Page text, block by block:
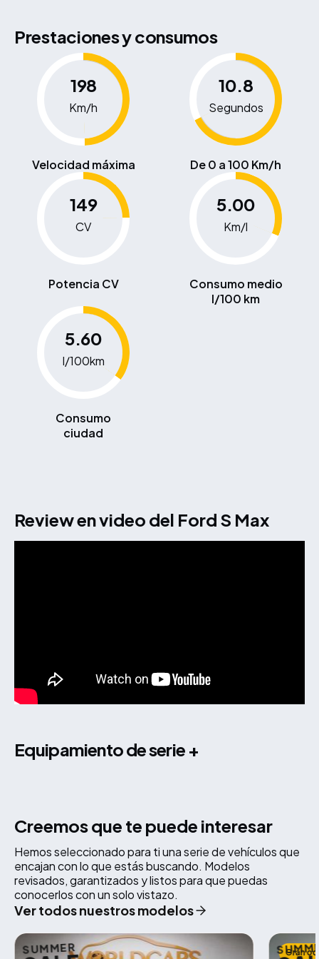
Prestaciones y consumos
198
Km/h
Velocidad máxima
10.8
Segundos
De 0 a 100 Km/h
149
CV
Potencia CV
5.00
Km/l
Consumo medio
l/100 km
5.60
l/100km
Consumo
ciudad
Review en video del Ford S Max
equipamiento de serie +
Creemos que te puede interesar
Hemos seleccionado para ti una serie de vehículos que
encajan con lo que estás buscando. Modelos
revisados, garantizados y listos para que puedas
conocerlos con un solo vistazo.
Ver todos nuestros modelos
SUMMER Gran